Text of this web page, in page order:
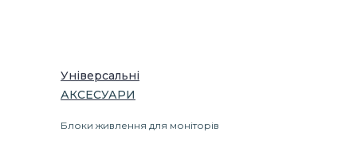
Універсальні
АКСЕСУАРИ
Блоки живлення для моніторів